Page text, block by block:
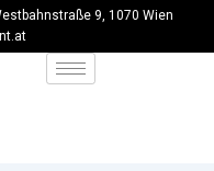
9, 1070 Wien